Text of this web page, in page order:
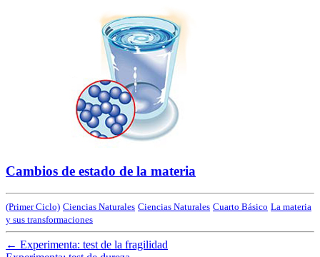
Cambios de estado de la materia
(Primer Ciclo) Ciencias Naturales Ciencias Naturales Cuarto Básico La materia
y sus transformaciones
← Experimenta: test de la fragilidad